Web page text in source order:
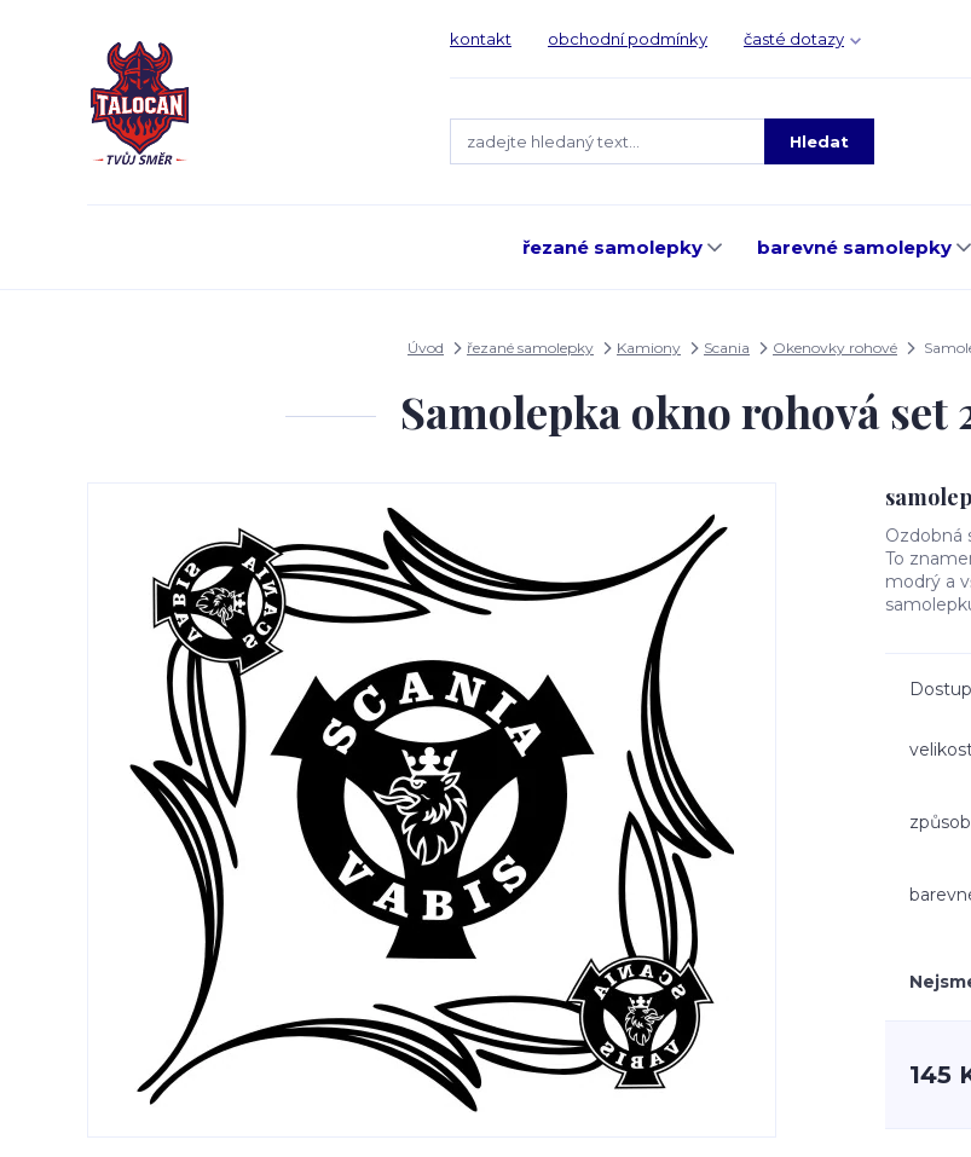
kontakt obchodní podmínky časté dotazy
Hledat
řezané samolepky barevné samolepky
Úvod řezané samolepky Kamiony Scania Okenovky rohové
Samolepka okno rohová set
Ozdobná
To
modrý a
145